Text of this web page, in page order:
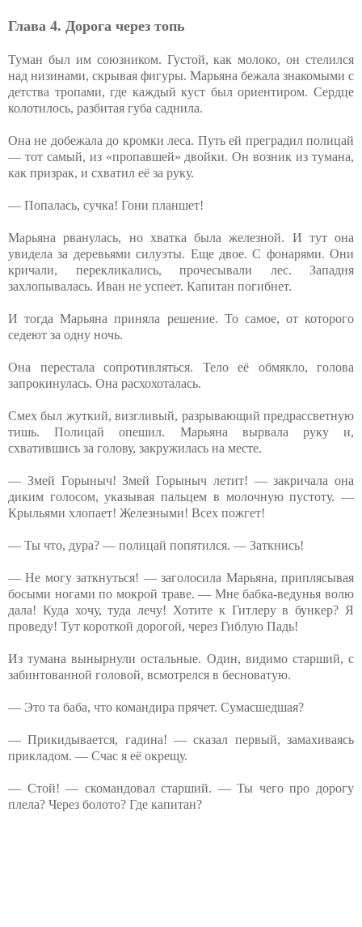
Глава 4. Дорога через топь
Туман был им союзником. Густой, как молоко, он стелился
над низинами, скрывая фигуры. Марьяна бежала знакомыми с
детства тропами, где каждый куст был ориентиром. Сердце
колотилось, разбитая губа саднила.
Она не добежала до кромки леса. Путь ей преградил полицай
— тот самый, из «пропавшей» двойки. Он возник из тумана,
как призрак, и схватил её за руку.
— Попалась, сучка! Гони планшет!
Марьяна рванулась, но хватка была железной. И тут она
увидела за деревьями силуэты. Еще двое. С фонарями. Они
кричали, перекликались, прочесывали лес. Западня
захлопывалась. Иван не успеет. Капитан погибнет.
И тогда Марьяна приняла решение. То самое, от которого
седеют за одну ночь.
Она перестала сопротивляться. Тело её обмякло, голова
запрокинулась. Она расхохоталась.
Смех был жуткий, визгливый, разрывающий предрассветную
тишь. Полицай опешил. Марьяна вырвала руку и,
схватившись за голову, закружилась на месте.
— Змей Горыныч! Змей Горыныч летит! — закричала она
диким голосом, указывая пальцем в молочную пустоту. —
Крыльями хлопает! Железными! Всех пожгет!
— Ты что, дура? — полицай попятился. — Заткнись!
— Не могу заткнуться! — заголосила Марьяна, приплясывая
босыми ногами по мокрой траве. — Мне бабка-ведунья волю
дала! Куда хочу, туда лечу! Хотите к Гитлеру в бункер? Я
проведу! Тут короткой дорогой, через Гиблую Падь!
Из тумана вынырнули остальные. Один, видимо старший, с
забинтованной головой, всмотрелся в бесноватую.
— Это та баба, что командира прячет. Сумасшедшая?
— Прикидывается, гадина! — сказал первый, замахиваясь
прикладом. — Счас я её окрещу.
— Стой! — скомандовал старший. — Ты чего про дорогу
плела? Через болото? Где капитан?